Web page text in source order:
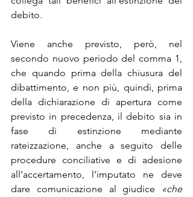
debito.
Viene anche previsto, però, nel
secondo nuovo periodo del comma 1,
che quando prima della chiusura del
dibattimento, e non più, quindi, prima
della dichiarazione di apertura come
previsto in precedenza, il debito sia in
fase di estinzione mediante
rateizzazione, anche a seguito delle
procedure conciliative e di adesione
all’accertamento, l’imputato ne deve
dare comunicazione al giudice «che